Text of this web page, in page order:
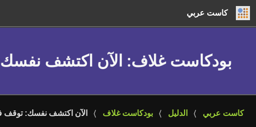
كاست عربي
بودكاست غلاف: الآن اكتشف
كاست عربي الدليل بودكاست غلاف الآن اكتشف نفسك: توقف